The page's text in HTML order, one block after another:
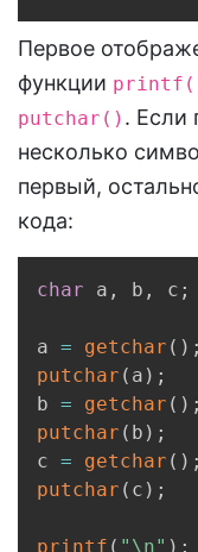
Первое
функции
putchar() . Если
несколько
первый,
кода:
char a , b , c ;
a = getchar ( ) ;
putchar ( a ) ;
b = getchar ( ) ;
putchar ( b ) ;
c = getchar ( ) ;
putchar ( c ) ;
printf ( "\n" ) ;